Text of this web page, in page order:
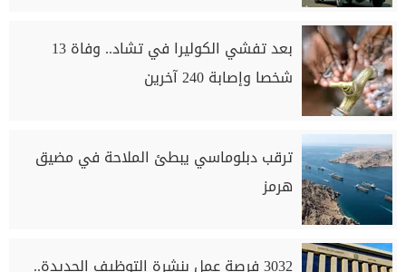
بعد تفشي الكوليرا في تشاد.. وفاة 13
شخصا وإصابة 240 آخرين
ترقب دبلوماسي يبطئ الملاحة في مضيق
هرمز
3032 فرصة عمل بنشرة التوظيف الجديدة..